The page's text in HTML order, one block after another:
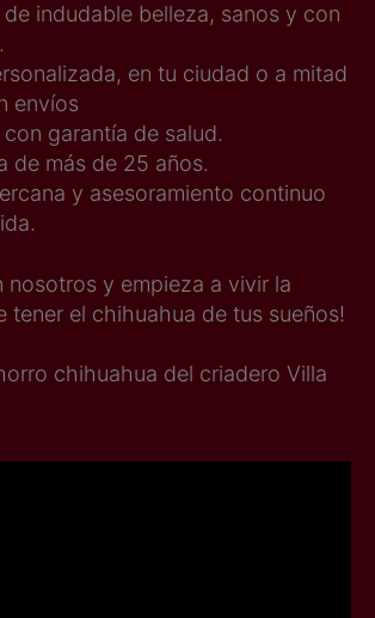
indudable belleza, sanos y con
en tu ciudad o a mitad
envíos
garantía de salud.
de más de 25 años.
y asesoramiento continuo
nosotros y empieza a vivir la
tener el chihuahua de tus sueños!
chihuahua del criadero Villa